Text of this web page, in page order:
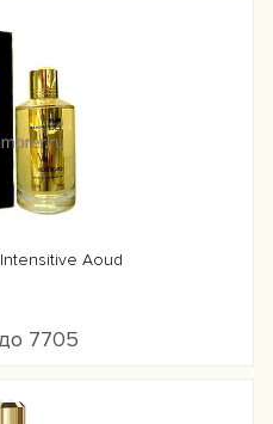
Aoud
7705